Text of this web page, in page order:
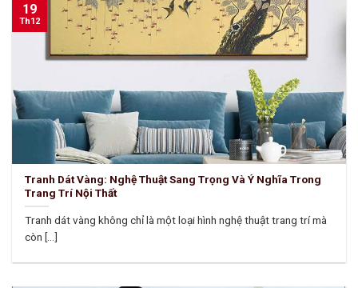
Tranh Dát Vàng: Nghệ Thuật Sang Trọng Và Ý Nghĩa Trong
Trang Trí Nội Thất
Tranh dát vàng không chỉ là một loại hình nghệ thuật trang trí mà
còn [...]
19
Th12